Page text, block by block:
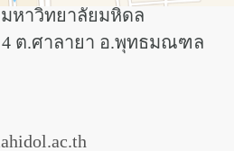
หาวิทยาลัยมหิดล
ต.ศาลายา อ.พุทธมณฑล